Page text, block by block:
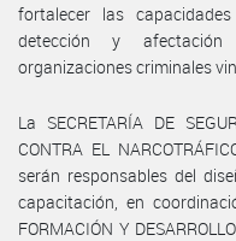
fortalecer las
detección y
organizaciones criminales
La SECRETARÍA DE
CONTRA EL
serán responsables del
capacitación, en
FORMACIÓN Y